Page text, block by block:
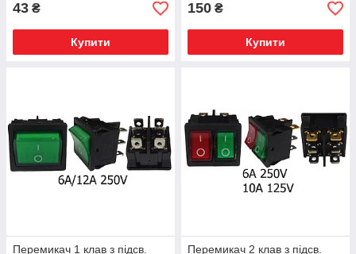
43 ₴
Купити
150 ₴
Купити
Перемикач 1 клав з підсв.
Перемикач 2 клав з підсв.